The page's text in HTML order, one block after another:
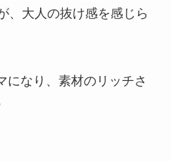
、大人の抜け感を感じら
になり、素材のリッチさ